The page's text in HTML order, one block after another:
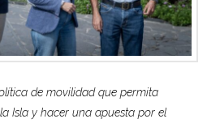
de movilidad que permita
Isla y hacer una apuesta por el